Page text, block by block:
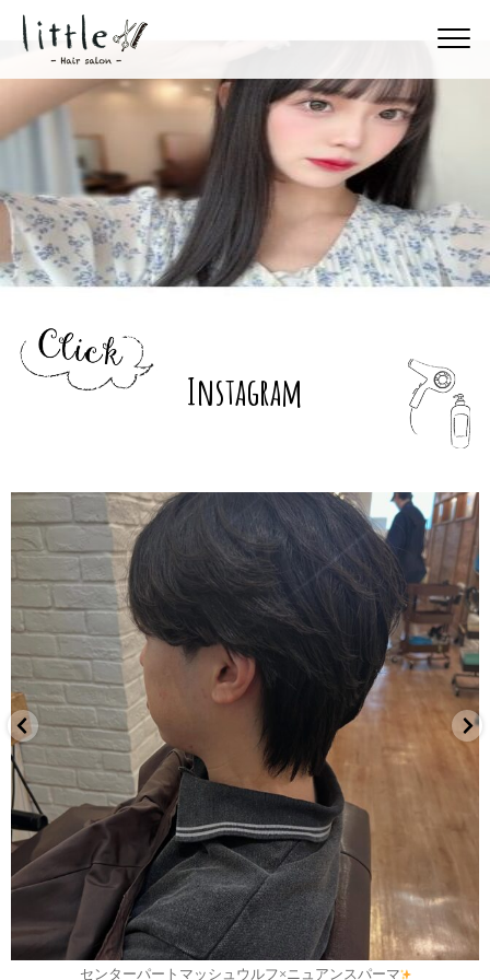
Instagram
7月 30
センターパートマッシュウルフ×ニュアンスパーマ